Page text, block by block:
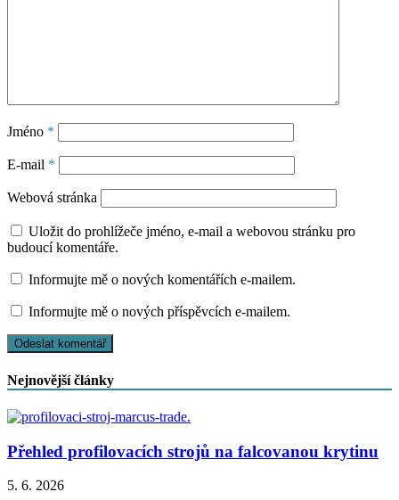
Jméno *
E-mail *
Webová stránka
Uložit do prohlížeče jméno, e-mail a webovou stránku pro
budoucí komentáře.
Informujte mě o nových komentářích e-mailem.
Informujte mě o nových příspěvcích e-mailem.
Nejnovější články
Přehled profilovacích strojů na falcovanou krytinu
5. 6. 2026